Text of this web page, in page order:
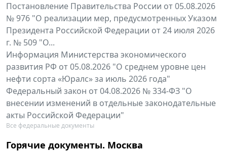
Постановление Правительства России от 05.08.2026
№ 976 "О реализации мер, предусмотренных Указом
Президента Российской Федерации от 24 июля 2026
г. № 509 "О...
Информация Министерства экономического
развития РФ от 05.08.2026 "О среднем уровне цен
нефти сорта «Юралс» за июль 2026 года"
Федеральный закон от 04.08.2026 № 334-ФЗ "О
внесении изменений в отдельные законодательные
акты Российской Федерации"
Все федеральные документы
Горячие документы. Москва